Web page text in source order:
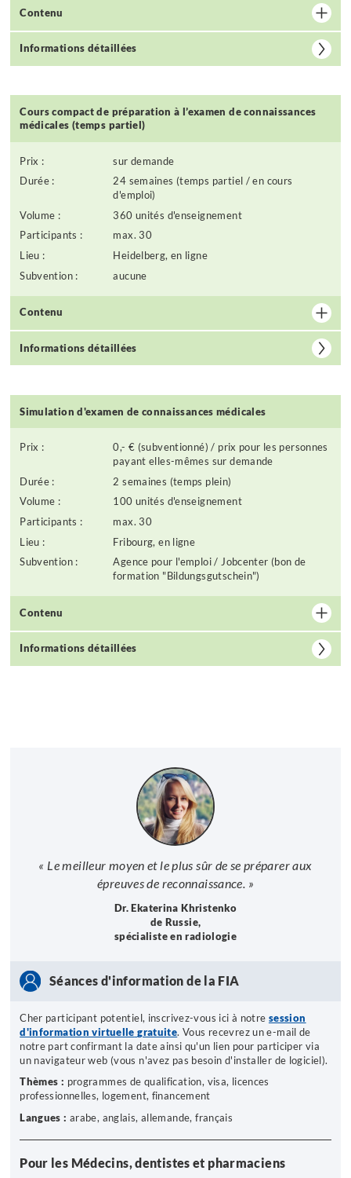
Contenu
Informations détaillées
Cours compact de préparation à l’examen de connaissances
médicales (temps partiel)
Prix :
sur demande
Durée :
24 semaines (temps partiel / en cours
d'emploi)
Volume :
360 unités d'enseignement
Participants :
max. 30
Lieu :
Heidelberg, en ligne
Subvention :
aucune
Contenu
Informations détaillées
Simulation d'examen de connaissances médicales
Prix :
0,- € (subventionné) / prix pour les personnes
payant elles-mêmes sur demande
Durée :
2 semaines (temps plein)
Volume :
100 unités d'enseignement
Participants :
max. 30
Lieu :
Fribourg, en ligne
Subvention :
Agence pour l'emploi / Jobcenter (bon de
formation "Bildungsgutschein")
Contenu
Informations détaillées
« Le meilleur moyen et le plus sûr de se préparer aux
épreuves de reconnaissance. »
Dr. Ekaterina Khristenko
de Russie,
spécialiste en radiologie
Séances d'information de la FIA
Cher participant potentiel, inscrivez-vous ici à notre session
d'information virtuelle gratuite. Vous recevrez un e-mail de
notre part confirmant la date ainsi qu'un lien pour participer via
un navigateur web (vous n'avez pas besoin d'installer de logiciel).
Thèmes : programmes de qualification, visa, licences
professionnelles, logement, financement
Langues : arabe, anglais, allemande, français
Pour les Médecins, dentistes et pharmaciens